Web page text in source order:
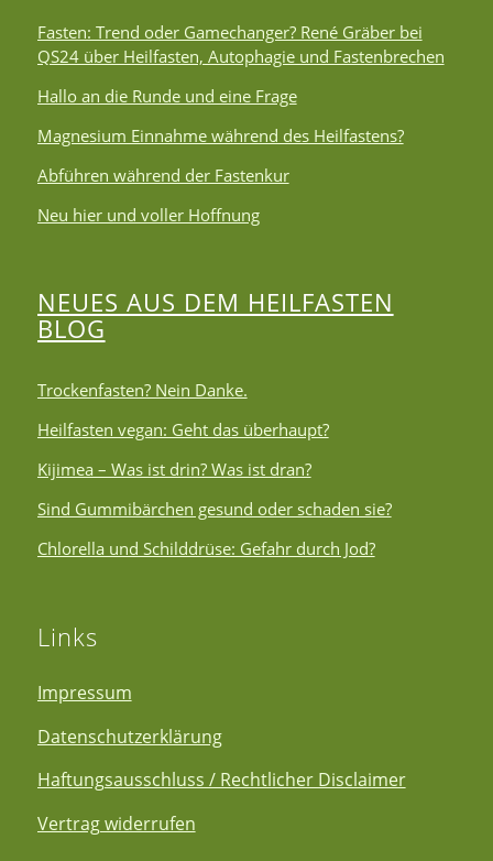
Fasten: Trend oder Gamechanger? René Gräber bei
QS24 über Heilfasten, Autophagie und Fastenbrechen
Hallo an die Runde und eine Frage
Magnesium Einnahme während des Heilfastens?
Abführen während der Fastenkur
Neu hier und voller Hoffnung
NEUES AUS DEM HEILFASTEN
BLOG
Trockenfasten? Nein Danke.
Heilfasten vegan: Geht das überhaupt?
Kijimea – Was ist drin? Was ist dran?
Sind Gummibärchen gesund oder schaden sie?
Chlorella und Schilddrüse: Gefahr durch Jod?
Links
Impressum
Datenschutzerklärung
Haftungsausschluss / Rechtlicher Disclaimer
Vertrag widerrufen